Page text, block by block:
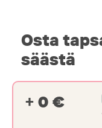
Osta
säästä
+ 0 €